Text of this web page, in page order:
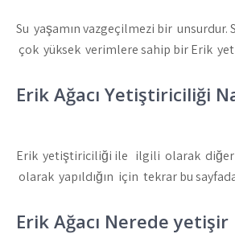
Su yaşamın vazgeçilmezi bir unsurdur.
çok yüksek verimlere sahip bir Erik
Erik Ağacı Yetiştiriciliği
Erik yetiştiriciliği ile ilgili olarak diğer
olarak yapıldığın için tekrar bu
Erik Ağacı Nerede yetişir